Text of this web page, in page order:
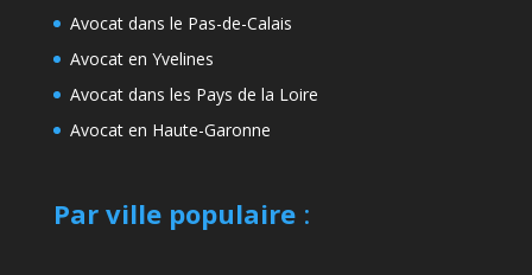
Avocat dans le Pas-de-Calais
Avocat en Yvelines
Avocat dans les Pays de la Loire
Avocat en Haute-Garonne
Par ville populaire: